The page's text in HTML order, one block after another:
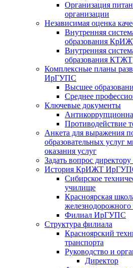
Организация
организации
Независимая оценка
Внутренняя
образования
Внутренняя
образования КТЖТ
Комплексные планы
ИрГУПС
Высшее
Среднее
Ключевые документы
Противодействие
Анкета для выражения
образовательных услуг
оказания услуг
Задать вопрос
История КрИЖТ
Сибирское
училище
Красноярская
железнодорожного
Филиал ИрГУПС
Структура филиала
Красноярский
транспорта
Руководство и
Директор